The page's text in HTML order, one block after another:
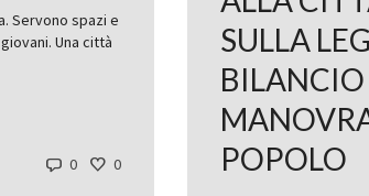
Servono spazi e
Una città
0 0
SULLA
BILANCIO
POPOLO